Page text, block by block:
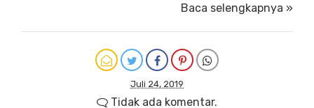
Baca selengkapnya »
Juli 24, 2019
Tidak ada komentar.